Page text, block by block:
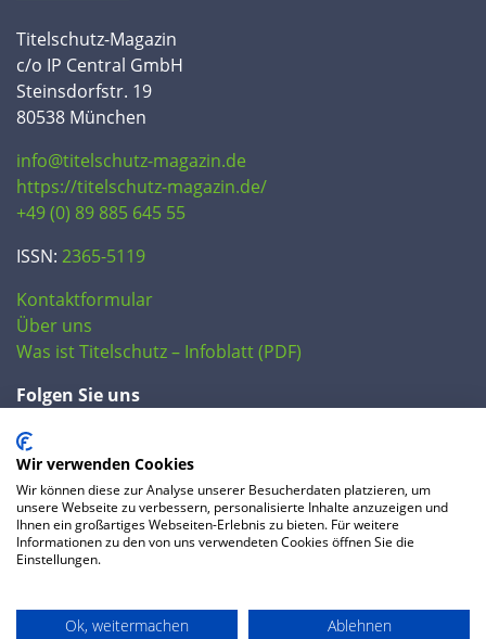
Titelschutz-Magazin
c/o IP Central GmbH
Steinsdorfstr. 19
80538 München
info@titelschutz-magazin.de
https://titelschutz-magazin.de/
+49 (0) 89 885 645 55
ISSN: 2365-5119
Kontaktformular
Über uns
Was ist Titelschutz – Infoblatt (PDF)
Folgen Sie uns
FAQ
Datenschutzerklärung AGB Preise
Wir verwenden Cookies
Wir können diese zur Analyse unserer Besucherdaten platzieren, um
unsere Webseite zu verbessern, personalisierte Inhalte anzuzeigen und
Ihnen ein großartiges Webseiten-Erlebnis zu bieten. Für weitere
Informationen zu den von uns verwendeten Cookies öffnen Sie die
Einstellungen.
Ok, weitermachen Ablehnen